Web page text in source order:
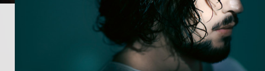
HARFNERS
Andrè Schuen,